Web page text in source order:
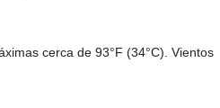
cerca de 93°F (34°C). Vientos